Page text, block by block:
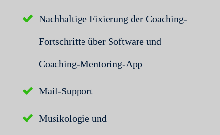
Nachhaltige Fixierung der Coaching-
Fortschritte über Software und
Coaching-Mentoring-App
Mail-Support
Musikologie und